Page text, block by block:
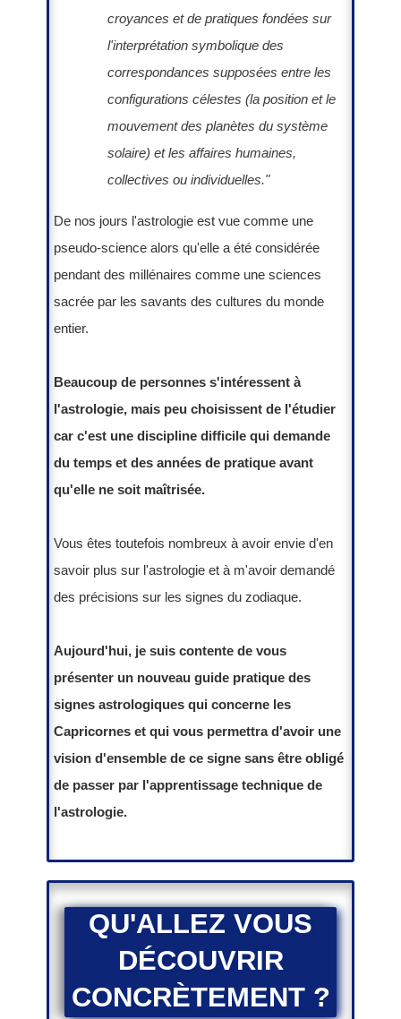
croyances et de pratiques fondées sur
l'interprétation symbolique des
correspondances supposées entre les
configurations célestes (la position et le
mouvement des planètes du système
solaire) et les affaires humaines,
collectives ou individuelles."
De nos jours l'astrologie est vue comme une
pseudo-science alors qu'elle a été considérée
pendant des millénaires comme une sciences
sacrée par les savants des cultures du monde
entier.
Beaucoup de personnes s'intéressent à
l'astrologie, mais peu choisissent de l'étudier
car c'est une discipline difficile qui demande
du temps et des années de pratique avant
qu'elle ne soit maîtrisée.
Vous êtes toutefois nombreux à avoir envie d'en
savoir plus sur l'astrologie et à m'avoir demandé
des précisions sur les signes du zodiaque.
Aujourd'hui, je suis contente de vous
présenter un nouveau guide pratique des
signes astrologiques qui concerne les
Capricornes et qui vous permettra d'avoir une
vision d'ensemble de ce signe sans être obligé
de passer par l'apprentissage technique de
l'astrologie.
QU'ALLEZ VOUS
DÉCOUVRIR
CONCRÈTEMENT ?